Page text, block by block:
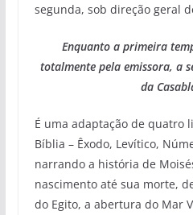
segunda, sob direção geral
Enquanto a primeira
totalmente pela emissora, a
da
É uma adaptação de quatro
Bíblia – Êxodo, Levítico,
narrando a história de
nascimento até sua morte,
do Egito, a abertura do Mar